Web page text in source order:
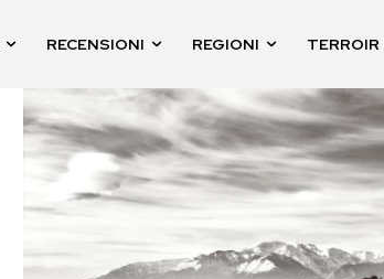
RECENSIONI REGIONI TERROIR